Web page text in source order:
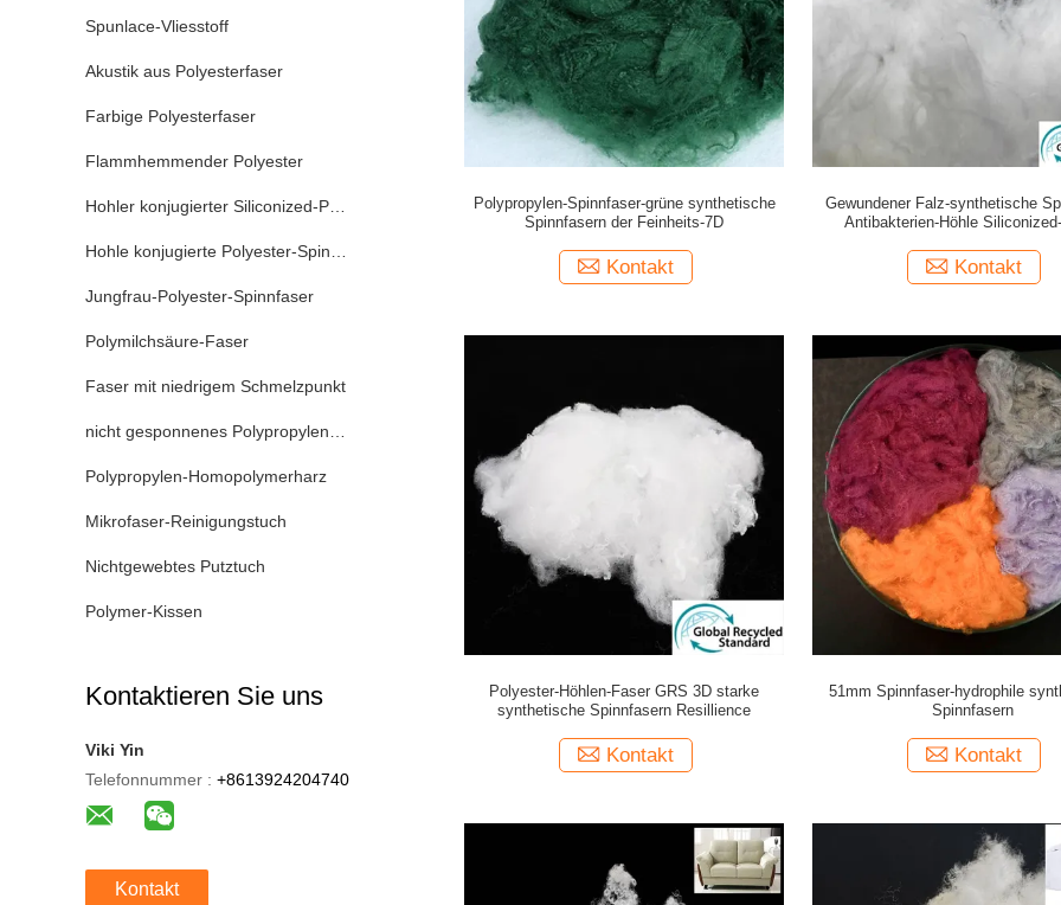
Spunlace-Vliesstoff
Akustik aus Polyesterfaser
Farbige Polyesterfaser
Flammhemmender Polyester
Hohler konjugierter Siliconized-Polyester
Hohle konjugierte Polyester-Spinnfaser
Jungfrau-Polyester-Spinnfaser
Polymilchsäure-Faser
Faser mit niedrigem Schmelzpunkt
nicht gesponnenes Polypropylengewebe
Polypropylen-Homopolymerharz
Mikrofaser-Reinigungstuch
Nichtgewebtes Putztuch
Polymer-Kissen
Kontaktieren Sie uns
Viki Yin
Telefonnummer : +8613924204740
Kontakt
Polypropylen-Spinnfaser-grüne synthetische
Spinnfasern der Feinheits-7D
Kontakt
Gewundener Falz-synthetische
Antibakterien-Höhle
Kontakt
Polyester-Höhlen-Faser GRS 3D starke
synthetische Spinnfasern Resillience
Kontakt
51mm Spinnfaser-hydrophile
Spinnfasern
Kontakt